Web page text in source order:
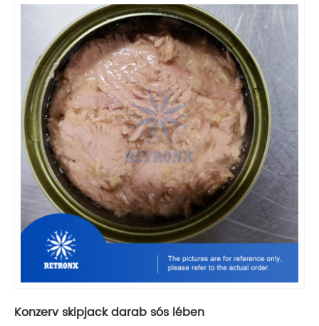
Konzerv skipjack darab sós lében